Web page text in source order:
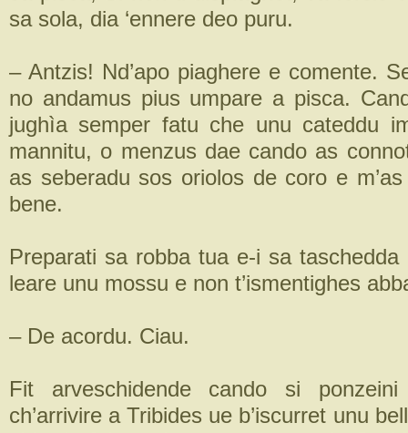
sa sola, dia ‘ennere deo puru.
– Antzis! Nd’apo piaghere e comente.
no andamus pius umpare a pisca.
jughìa semper fatu che unu cateddu
mannitu, o menzus dae cando as
as seberadu sos oriolos de coro e
bene.
Preparati sa robba tua e-i sa taschedda
leare unu mossu e non t’ismentighes
– De acordu. Ciau.
Fit arveschidende cando si
ch’arrivire a Tribides ue b’iscurret unu